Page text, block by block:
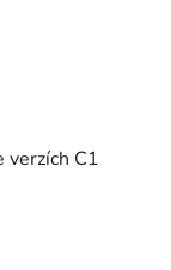
verzích C1